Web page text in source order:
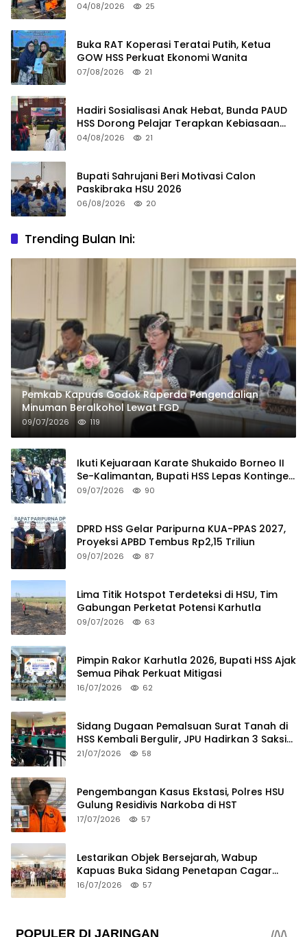
04/08/2026 25
Buka RAT Koperasi Teratai Putih, Ketua
GOW HSS Perkuat Ekonomi Wanita
07/08/2026 21
Hadiri Sosialisasi Anak Hebat, Bunda PAUD
HSS Dorong Pelajar Terapkan Kebiasaan
Baik
04/08/2026 21
Bupati Sahrujani Beri Motivasi Calon
Paskibraka HSU 2026
06/08/2026 20
Trending Bulan Ini:
Pemkab Kapuas Godok Raperda Pengendalian
Minuman Beralkohol Lewat FGD
09/07/2026 119
Ikuti Kejuaraan Karate Shukaido Borneo II
Se-Kalimantan, Bupati HSS Lepas Kontingen
FORKI
09/07/2026 90
DPRD HSS Gelar Paripurna KUA-PPAS 2027,
Proyeksi APBD Tembus Rp2,15 Triliun
09/07/2026 87
Lima Titik Hotspot Terdeteksi di HSU, Tim
Gabungan Perketat Potensi Karhutla
09/07/2026 63
Pimpin Rakor Karhutla 2026, Bupati HSS Ajak
Semua Pihak Perkuat Mitigasi
16/07/2026 62
Sidang Dugaan Pemalsuan Surat Tanah di
HSS Kembali Bergulir, JPU Hadirkan 3 Saksi
Pelapor
21/07/2026 58
Pengembangan Kasus Ekstasi, Polres HSU
Gulung Residivis Narkoba di HST
17/07/2026 57
Lestarikan Objek Bersejarah, Wabup
Kapuas Buka Sidang Penetapan Cagar
Budaya 2026
16/07/2026 57